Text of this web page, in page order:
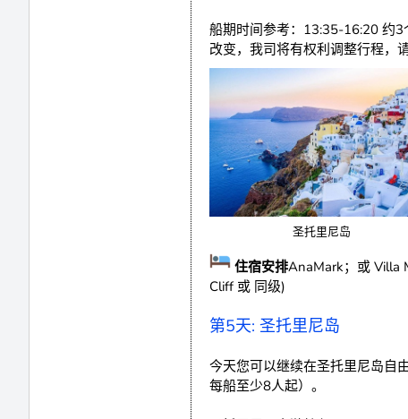
船期时间参考：13:35-16:20 约3
改变，我司将有权利调整行程，
圣托里尼岛
住宿安排AnaMark；或 Villa
Cliff 或 同级)
第5天: 圣托里尼岛
今天您可以继续在圣托里尼岛自
每船至少8人起）。